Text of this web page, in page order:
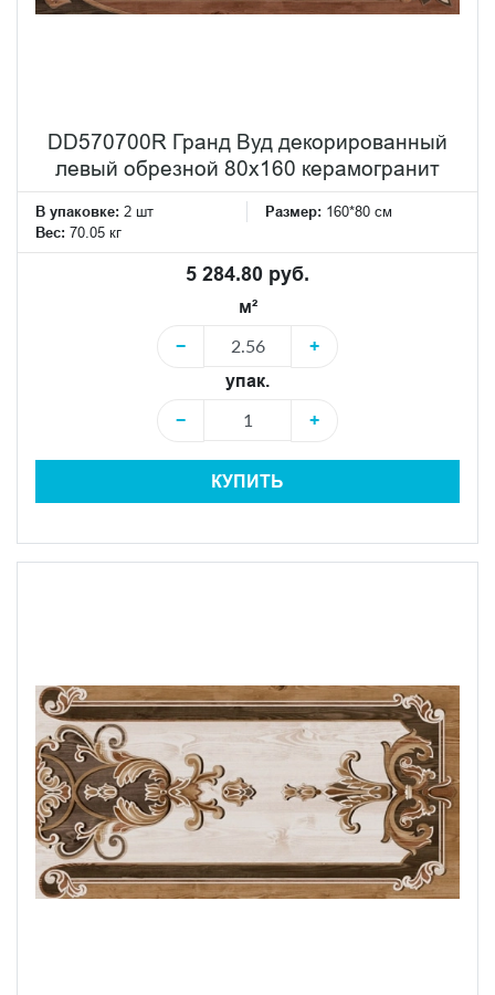
DD570700R Гранд Вуд декорированный
левый обрезной 80x160 керамогранит
В упаковке: 2 шт Размер: 160*80 см
Вес: 70.05 кг
5 284.80 руб.
м²
−
+
упак.
−
+
КУПИТЬ